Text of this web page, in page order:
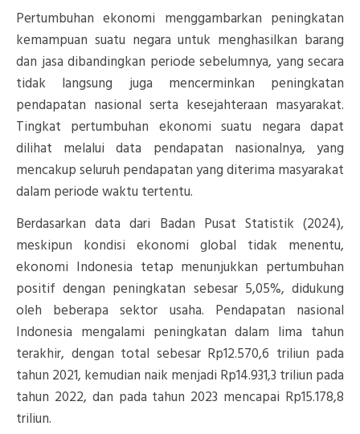
Pertumbuhan ekonomi menggambarkan peningkatan
kemampuan suatu negara untuk menghasilkan barang
dan jasa dibandingkan periode sebelumnya, yang secara
tidak langsung juga mencerminkan peningkatan
pendapatan nasional serta kesejahteraan masyarakat.
Tingkat pertumbuhan ekonomi suatu negara dapat
dilihat melalui data pendapatan nasionalnya, yang
mencakup seluruh pendapatan yang diterima masyarakat
dalam periode waktu tertentu.
Berdasarkan data dari Badan Pusat Statistik (2024),
meskipun kondisi ekonomi global tidak menentu,
ekonomi Indonesia tetap menunjukkan pertumbuhan
positif dengan peningkatan sebesar 5,05%, didukung
oleh beberapa sektor usaha. Pendapatan nasional
Indonesia mengalami peningkatan dalam lima tahun
terakhir, dengan total sebesar Rp12.570,6 triliun pada
tahun 2021, kemudian naik menjadi Rp14.931,3 triliun pada
tahun 2022, dan pada tahun 2023 mencapai Rp15.178,8
triliun.